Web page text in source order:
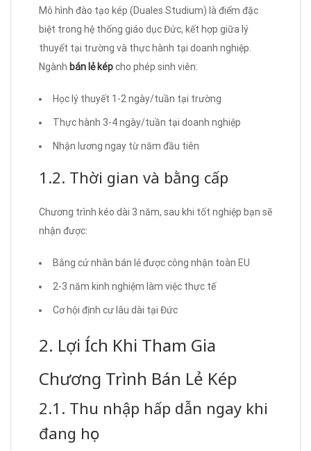
Mô hình đào tạo kép (Duales Studium) là điểm đặc
biệt trong hệ thống giáo dục Đức, kết hợp giữa lý
thuyết tại trường và thực hành tại doanh nghiệp.
Ngành bán lẻ képcho phép sinh viên:
Học lý thuyết 1-2 ngày/tuần tại trường
Thực hành 3-4 ngày/tuần tại doanh nghiệp
Nhận lương ngay từ năm đầu tiên
1.2. Thời gian và bằng cấp
Chương trình kéo dài 3 năm, sau khi tốt nghiệp bạn sẽ
nhận được:
Bằng cử nhân bán lẻ được công nhận toàn EU
2-3 năm kinh nghiệm làm việc thực tế
Cơ hội định cư lâu dài tại Đức
2. Lợi Ích Khi Tham Gia
Chương Trình Bán Lẻ Kép
2.1. Thu nhập hấp dẫn ngay khi
đang học